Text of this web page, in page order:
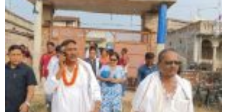
सिराहा-२ मा संजय यादव भिड्ने !